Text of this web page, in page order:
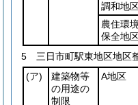
調和地
農住環境
保全地
5 三日市町駅東地区地区
(ア)
建築物等
の用途の
制限
A地区